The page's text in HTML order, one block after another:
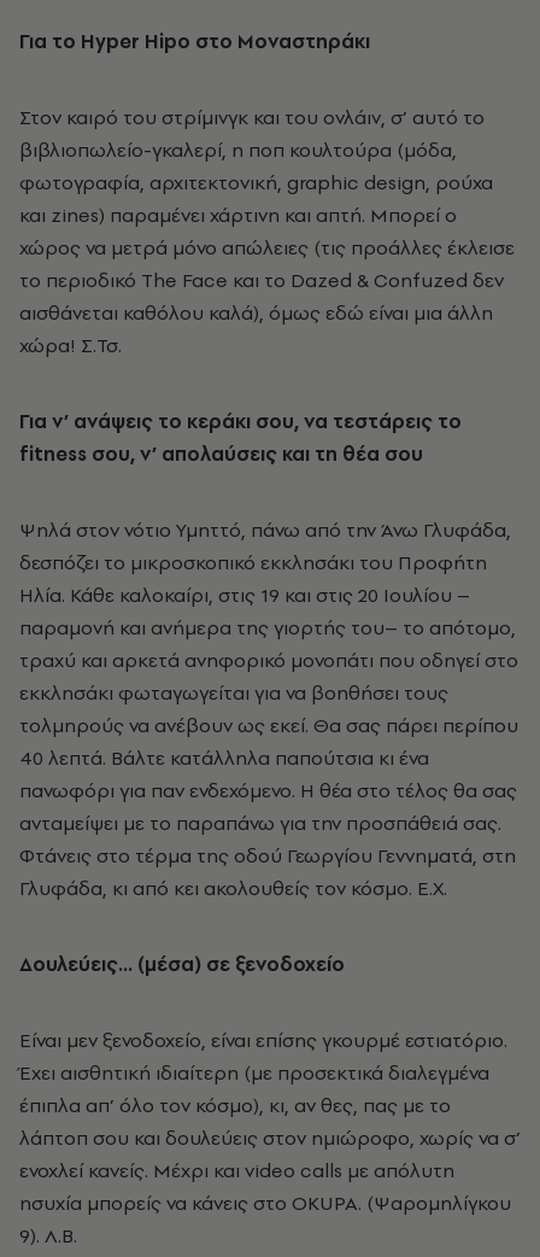
Για τo Hyper Hipo στο Μοναστηράκι
Στον καιρό του στρίμινγκ και του ονλάιν, σ’ αυτό το
βιβλιοπωλείο-γκαλερί, η ποπ κουλτούρα (μόδα,
φωτογραφία, αρχιτεκτονική, graphic design, ρούχα
και zines) παραμένει χάρτινη και απτή. Μπορεί ο
χώρος να μετρά μόνο απώλειες (τις προάλλες έκλεισε
το περιοδικό The Face και το Dazed & Confuzed δεν
αισθάνεται καθόλου καλά), όμως εδώ είναι μια άλλη
χώρα! Σ.Τσ.
Για ν’ ανάψεις το κεράκι σου, να τεστάρεις το
fitness σου, ν’ απολαύσεις και τη θέα σου
Ψηλά στον νότιο Υμηττό, πάνω από την Άνω Γλυφάδα,
δεσπόζει το μικροσκοπικό εκκλησάκι του Προφήτη
Ηλία. Κάθε καλοκαίρι, στις 19 και στις 20 Ιουλίου –
παραμονή και ανήμερα της γιορτής του– το απότομο,
τραχύ και αρκετά ανηφορικό μονοπάτι που οδηγεί στο
εκκλησάκι φωταγωγείται για να βοηθήσει τους
τολμηρούς να ανέβουν ως εκεί. Θα σας πάρει περίπου
40 λεπτά. Βάλτε κατάλληλα παπούτσια κι ένα
πανωφόρι για παν ενδεχόμενο. Η θέα στο τέλος θα σας
ανταμείψει με το παραπάνω για την προσπάθειά σας.
Φτάνεις στο τέρμα της οδού Γεωργίου Γεννηματά, στη
Γλυφάδα, κι από κει ακολουθείς τον κόσμο. E.X.
Δουλεύεις… (μέσα) σε ξενοδοχείο
Είναι μεν ξενοδοχείο, είναι επίσης γκουρμέ εστιατόριο.
Έχει αισθητική ιδιαίτερη (με προσεκτικά διαλεγμένα
έπιπλα απ’ όλο τον κόσμο), κι, αν θες, πας με το
λάπτοπ σου και δουλεύεις στον ημιώροφο, χωρίς να σ’
ενοχλεί κανείς. Μέχρι και video calls με απόλυτη
ησυχία μπορείς να κάνεις στο OKUPA. (Ψαρομηλίγκου
9). Λ.Β.